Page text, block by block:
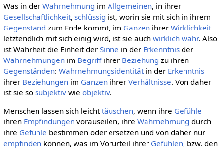
Was in der Wahrnehmung im Allgemeinen, in ihrer
Gesellschaftlichkeit, schlüssig ist, worin sie mit sich in ihrem
Gegenstand zum Ende kommt, im Ganzenihrer Wirklichkeit
letztendlich mit sich einig wird, ist sie auch wirklich wahr. Also
ist Wahrheit die Einheit der Sinne in der Erkenntnisder
Wahrnehmungenim Begriffihrer Beziehung zu ihren
Gegenständen: Wahrnehmungsidentitätin der Erkenntnis
ihrer Beziehungenim Ganzenihrer Verhältnisse. Von daher
ist sie so subjektivwie objektiv.
Menschen lassen sich leichttäuschen, wenn ihre Gefühle
ihren Empfindungenvorauseilen, ihre Wahrnehmung durch
ihre Gefühle bestimmen oder ersetzen und von daher nur
empfindenkönnen, was im Vorurteil ihrer Gefühlen, bzw. den